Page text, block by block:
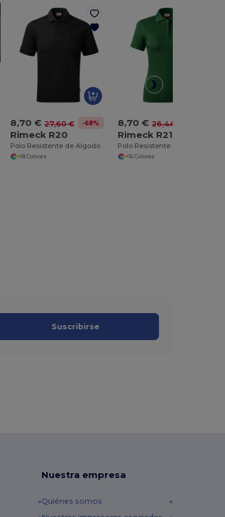
8,70 € 27,60 € -68%
Rimeck R20
Polo Resistente de Algodón Preshrunk
+18 Colores
8,70 € 26,44 €
Rimeck R21
+16 Colores
Suscribirse
Nuestra empresa
Quiénes somos